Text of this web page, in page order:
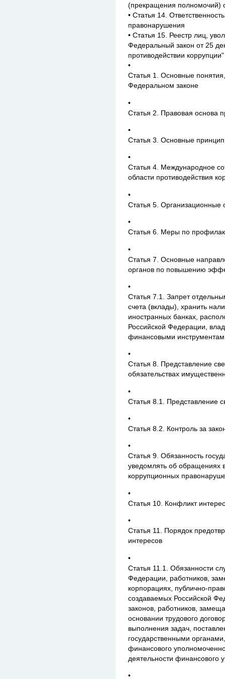
(прекращения полномочий)
• Статья 14.
правонарушения
• Статья 15. Реестр лиц,
Федеральный закон от 25
противодействии
•
Статья 1. Основные
Федеральном законе
•
Статья 2. Правовая основа
•
Статья 3. Основные
•
Статья 4. Международное
области противодействия
•
Статья 5. Организационные
•
Статья 6. Меры по
•
Статья 7. Основные
органов по повышению
•
Статья 7.1. Запрет
счета (вклады), хранить
иностранных банках,
Российской Федерации,
финансовыми
•
Статья 8. Представление
обязательствах
•
Статья 8.1. Представление
•
Статья 8.2. Контроль за
•
Статья 9. Обязанность
уведомлять об обращениях
коррупционных
•
Статья 10. Конфликт
•
Статья 11. Порядок
интересов
•
Статья 11.1. Обязанности
Федерации, работников,
корпорациях, публично-
создаваемых Российской
законов, работников,
основании трудового
выполнения задач,
государственными
финансового
деятельности финансового
•